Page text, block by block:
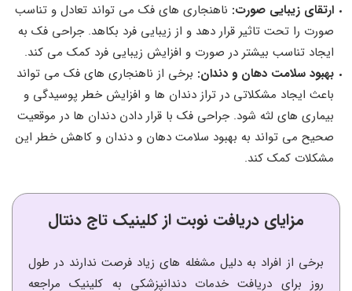
ارتقای زیبایی صورت: ناهنجاری های فک می تواند تعادل و تناسب
صورت را تحت تاثیر قرار دهد و از زیبایی فرد بکاهد. جراحی فک به
ایجاد تناسب بیشتر در صورت و افزایش زیبایی فرد کمک می کند.
بهبود سلامت دهان و دندان: برخی از ناهنجاری های فک می تواند
باعث ایجاد مشکلاتی در تراز دندان ها و افزایش خطر پوسیدگی و
بیماری های لثه شود. جراحی فک با قرار دادن دندان ها در موقعیت
صحیح می تواند به بهبود سلامت دهان و دندان و کاهش خطر این
مشکلات کمک کند.
مزایای دریافت نوبت از کلینیک تاج دنتال
برخی از افراد به دلیل مشغله های زیاد فرصت ندارند در طول
روز برای دریافت خدمات دندانپزشکی به کلینیک مراجعه